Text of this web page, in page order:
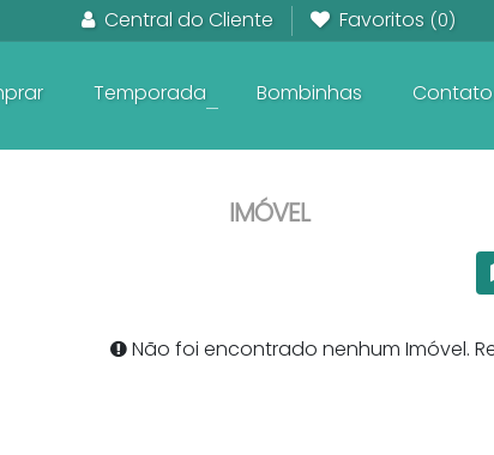
Central do Cliente Favoritos (0)
Contato
Bombinhas
Temporada
IMÓVEL
Não foi encontrado nenhum Imóvel.